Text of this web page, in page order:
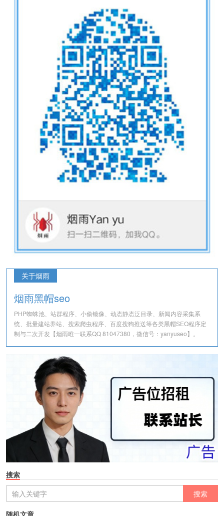
关于烟雨
烟雨黑帽seo
PHP蜘蛛池、站群程序、小偷镜像、动态静态泛目录、新闻内容采集系
统、批量建站养站、搜索爬虫程序、百度搜狗推送等各类黑帽SEO程序定
制与二次开发【烟雨唯一联系QQ 81047380，微信号：yanyuseo】。
搜索
随机文章